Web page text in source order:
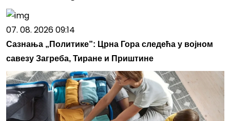
07. 08. 2026 09:14
Сазнања „Политике”: Црна Гора следећа у војном
савезу Загреба, Тиране и Приштине